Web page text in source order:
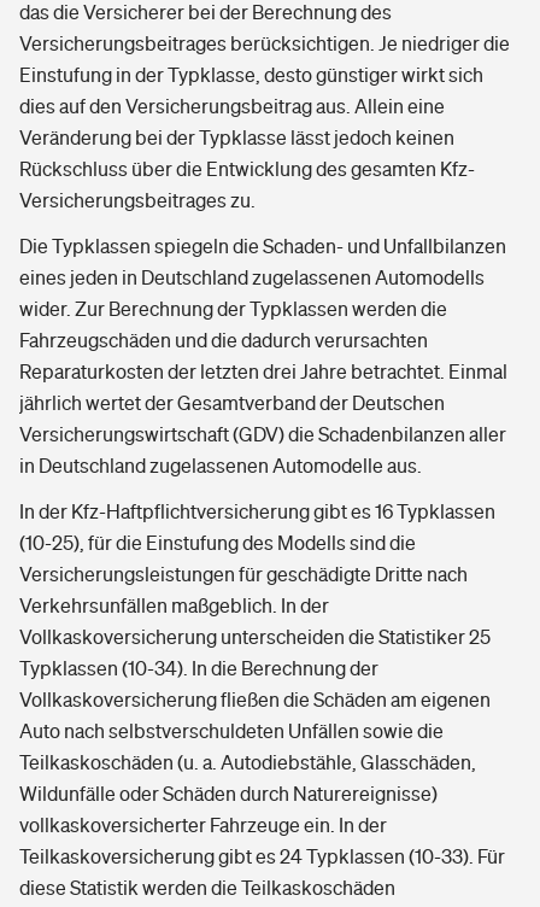
das die Versicherer bei der Berechnung des
Versicherungsbeitrages berücksichtigen. Je niedriger die
Einstufung in der Typklasse, desto günstiger wirkt sich
dies auf den Versicherungsbeitrag aus. Allein eine
Veränderung bei der Typklasse lässt jedoch keinen
Rückschluss über die Entwicklung des gesamten Kfz-
Versicherungsbeitrages zu.
Die Typklassen spiegeln die Schaden- und Unfallbilanzen
eines jeden in Deutschland zugelassenen Automodells
wider. Zur Berechnung der Typklassen werden die
Fahrzeugschäden und die dadurch verursachten
Reparaturkosten der letzten drei Jahre betrachtet. Einmal
jährlich wertet der Gesamtverband der Deutschen
Versicherungswirtschaft (GDV) die Schadenbilanzen aller
in Deutschland zugelassenen Automodelle aus.
In der Kfz-Haftpflichtversicherung gibt es 16 Typklassen
(10-25), für die Einstufung des Modells sind die
Versicherungsleistungen für geschädigte Dritte nach
Verkehrsunfällen maßgeblich. In der
Vollkaskoversicherung unterscheiden die Statistiker 25
Typklassen (10-34). In die Berechnung der
Vollkaskoversicherung fließen die Schäden am eigenen
Auto nach selbstverschuldeten Unfällen sowie die
Teilkaskoschäden (u. a. Autodiebstähle, Glasschäden,
Wildunfälle oder Schäden durch Naturereignisse)
vollkaskoversicherter Fahrzeuge ein. In der
Teilkaskoversicherung gibt es 24 Typklassen (10-33). Für
diese Statistik werden die Teilkaskoschäden